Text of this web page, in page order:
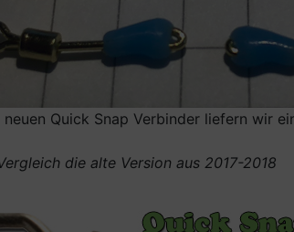
neuen Quick Snap Verbinder liefern wir
die alte Version aus 2017-2018